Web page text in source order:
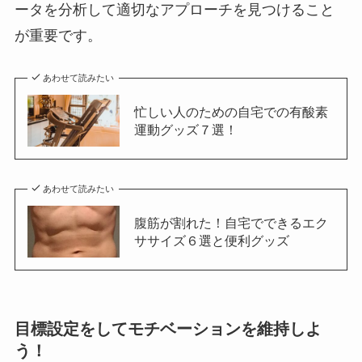
ータを分析して適切なアプローチを見つけること
が重要です。
あわせて読みたい
忙しい人のための自宅での有酸素
運動グッズ７選！
あわせて読みたい
腹筋が割れた！自宅でできるエク
ササイズ６選と便利グッズ
目標設定をしてモチベーションを維持しよ
う！